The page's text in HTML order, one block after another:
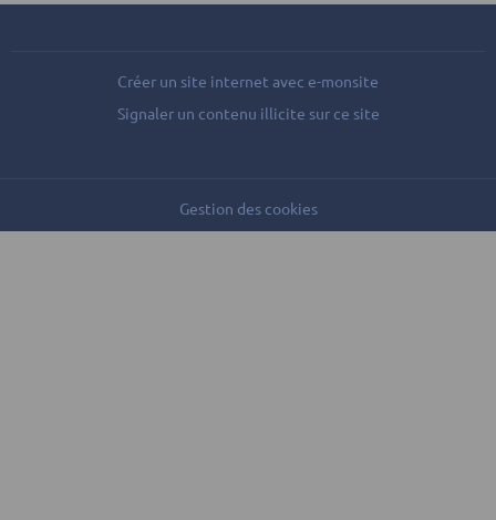
Créer un site internet avec e-monsite
Signaler un contenu illicite sur ce site
Gestion des cookies